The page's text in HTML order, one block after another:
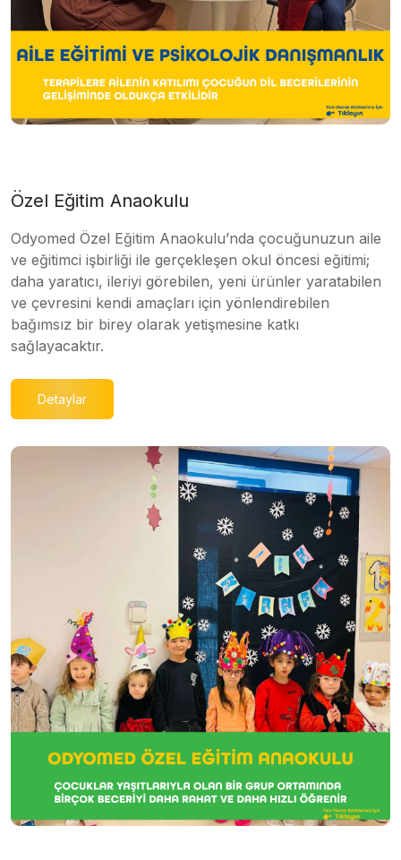
Özel Eğitim Anaokulu
Odyomed Özel Eğitim Anaokulu’nda çocuğunuzun aile
ve eğitimci işbirliği ile gerçekleşen okul öncesi eğitimi;
daha yaratıcı, ileriyi görebilen, yeni ürünler yaratabilen
ve çevresini kendi amaçları için yönlendirebilen
bağımsız bir birey olarak yetişmesine katkı
sağlayacaktır.
Detaylar